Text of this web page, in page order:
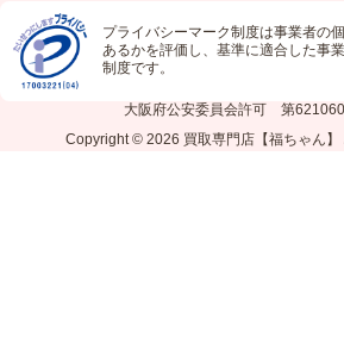
プライバシーマーク制度は事業者の
あるかを評価し、基準に適合した事
制度です。
大阪府公安委員会許可 第
Copyright © 2026 買取専門店【福ちゃん】